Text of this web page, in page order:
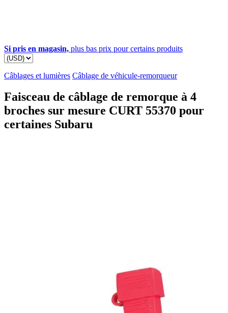
Si pris en magasin, plus bas prix pour certains produits
Câblages et lumières Câblage de véhicule-remorqueur
Faisceau de câblage de remorque à 4
broches sur mesure CURT 55370 pour
certaines Subaru